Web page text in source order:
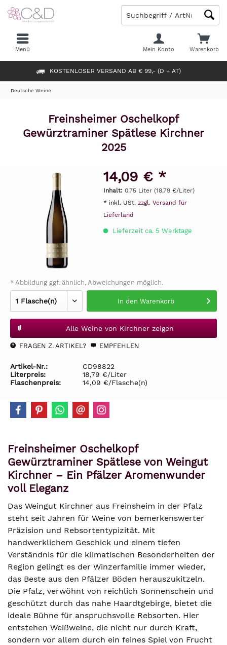
KOSTENLOSER VERSAND AB € 99,- (D + AT)
Warenkorb
Mein Konto
Menü
Deutsche Weine
Freinsheimer Oschelkopf
Gewürztraminer Spätlese Kirchner
2025
14,09 € *
Inhalt: 0.75 Liter (18,79 €/Liter)
* inkl. USt. zzgl. Versand für
Lieferland
Lieferzeit ca. 5 Werktage
* Abbildung ggf. ähnlich, Abweichungen möglich.
In den Warenkorb
Alle Weine von Kirchner zeigen
FRAGEN Z. ARTIKEL? EMPFEHLEN
Artikel-Nr.:
CD98822
Literpreis:
18,79 €/Liter
Flaschenpreis:
14,09 €/Flasche(n)
Freinsheimer Oschelkopf
Gewürztraminer Spätlese von Weingut
Kirchner – Ein Pfälzer Aromenwunder
voll Eleganz
Das Weingut Kirchner aus Freinsheim in der Pfalz
steht seit Jahren für Weine von bemerkenswerter
Präzision und Rebsortentypizität. Mit
handwerklichem Geschick und einem tiefen
Verständnis für die klimatischen Besonderheiten der
Region gelingt es der Winzerfamilie immer wieder,
das Beste aus den Pfälzer Böden herauszukitzeln.
Die Pfalz, verwöhnt von reichlich Sonnenschein und
geschützt durch das nahe Haardtgebirge, bietet die
ideale Bühne für anspruchsvolle Rebsorten. Hier
entstehen Weißweine, die nicht nur durch Kraft,
sondern vor allem durch ein feines Spiel von Frucht